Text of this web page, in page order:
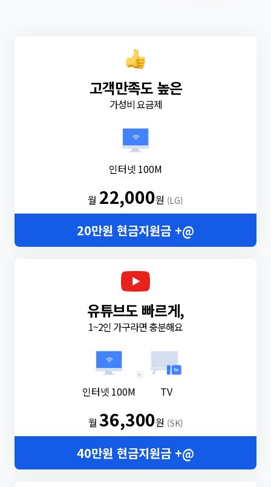
고객만족도 높은
가성비 요금제
인터넷 100M
월 22,000원 (LG)
20만원 현금지원금 +@
유튜브도 빠르게,
1~2인 가구라면 충분해요
인터넷 100M
+
TV
월36,300원 (SK)
40만원 현금지원금 +@